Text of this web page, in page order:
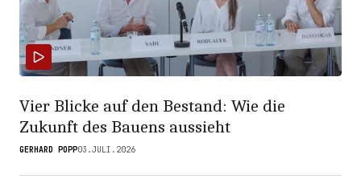
Vier Blicke auf den Bestand: Wie die
Zukunft des Bauens aussieht
GERHARD POPP03.JULI.2026